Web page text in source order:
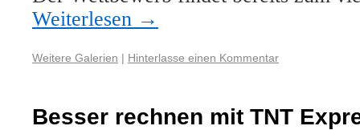
Weiterlesen →
Weitere Galerien | Hinterlasse einen Kommentar
Besser rechnen mit TNT